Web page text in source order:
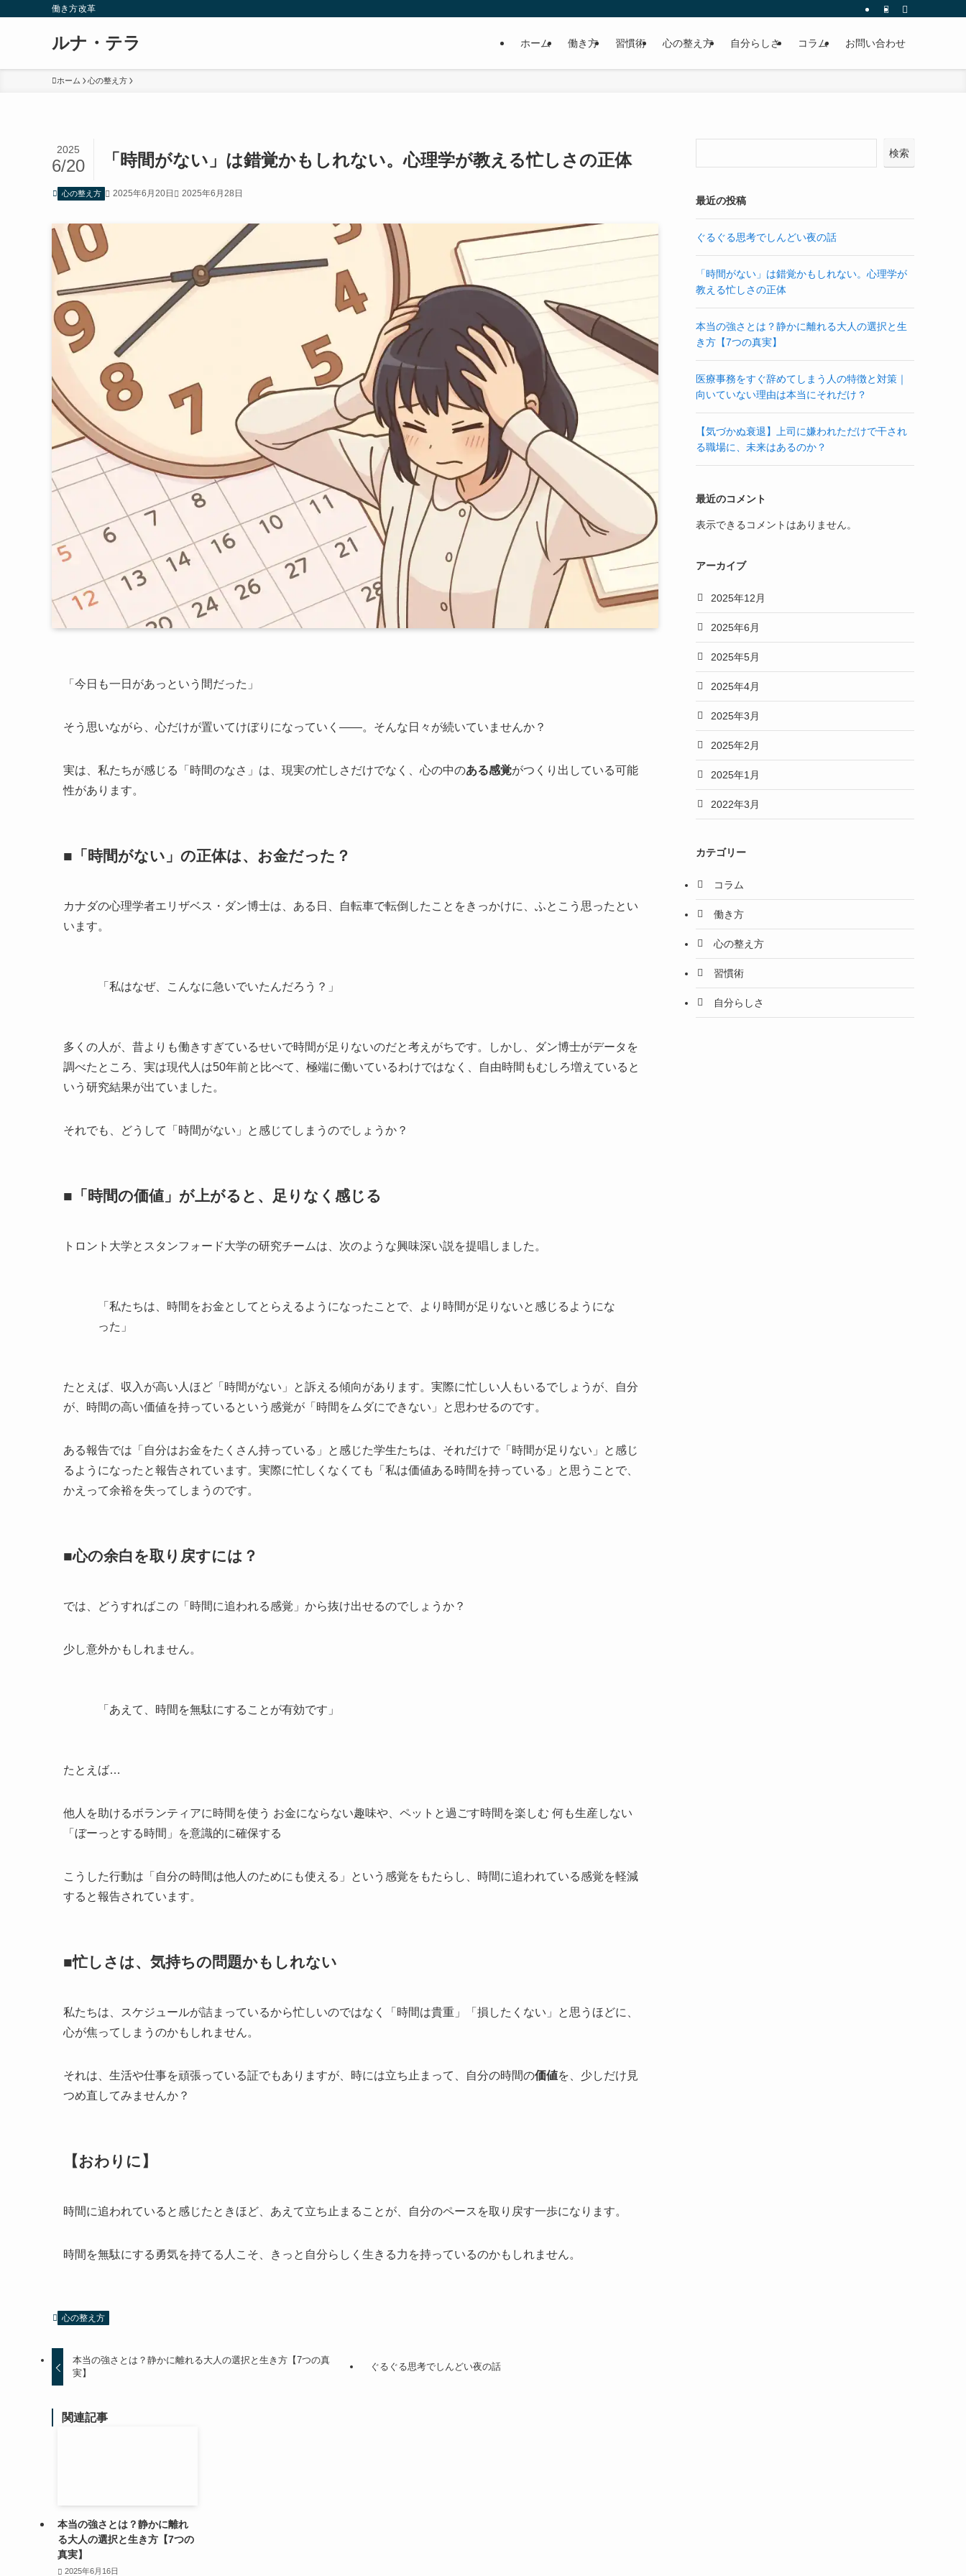
働き方改革
ルナ・テラ ホーム 働き方 習慣術 心の整え方 自分らしさ コラム お問い合わせ
ホーム 心の整え方
「時間がない」は錯覚かもしれない。心理学が教える忙しさの正体
2025
6/20
心の整え方 2025年6月20日 2025年6月28日
「今日も一日があっという間だった」
そう思いながら、心だけが置いてけぼりになっていく——。そんな日々が続いていませんか？
実は、私たちが感じる「時間のなさ」は、現実の忙しさだけでなく、心の中のある感覚がつくり出している可能
性があります。
■「時間がない」の正体は、お金だった？
カナダの心理学者エリザベス・ダン博士は、ある日、自転車で転倒したことをきっかけに、ふとこう思ったとい
います。
「私はなぜ、こんなに急いでいたんだろう？」
多くの人が、昔よりも働きすぎているせいで時間が足りないのだと考えがちです。しかし、ダン博士がデータを
調べたところ、実は現代人は50年前と比べて、極端に働いているわけではなく、自由時間もむしろ増えていると
いう研究結果が出ていました。
それでも、どうして「時間がない」と感じてしまうのでしょうか？
■「時間の価値」が上がると、足りなく感じる
トロント大学とスタンフォード大学の研究チームは、次のような興味深い説を提唱しました。
「私たちは、時間をお金としてとらえるようになったことで、より時間が足りないと感じるようにな
った」
たとえば、収入が高い人ほど「時間がない」と訴える傾向があります。実際に忙しい人もいるでしょうが、自分
が、時間の高い価値を持っているという感覚が「時間をムダにできない」と思わせるのです。
ある報告では「自分はお金をたくさん持っている」と感じた学生たちは、それだけで「時間が足りない」と感じ
るようになったと報告されています。実際に忙しくなくても「私は価値ある時間を持っている」と思うことで、
かえって余裕を失ってしまうのです。
■心の余白を取り戻すには？
では、どうすればこの「時間に追われる感覚」から抜け出せるのでしょうか？
少し意外かもしれません。
「あえて、時間を無駄にすることが有効です」
たとえば…
他人を助けるボランティアに時間を使う お金にならない趣味や、ペットと過ごす時間を楽しむ 何も生産しない
「ぼーっとする時間」を意識的に確保する
こうした行動は「自分の時間は他人のためにも使える」という感覚をもたらし、時間に追われている感覚を軽減
すると報告されています。
■忙しさは、気持ちの問題かもしれない
私たちは、スケジュールが詰まっているから忙しいのではなく「時間は貴重」「損したくない」と思うほどに、
心が焦ってしまうのかもしれません。
それは、生活や仕事を頑張っている証でもありますが、時には立ち止まって、自分の時間の価値を、少しだけ見
つめ直してみませんか？
【おわりに】
時間に追われていると感じたときほど、あえて立ち止まることが、自分のペースを取り戻す一歩になります。
時間を無駄にする勇気を持てる人こそ、きっと自分らしく生きる力を持っているのかもしれません。
心の整え方
本当の強さとは？静かに離れる大人の選択と生き方【7つの真
実】
ぐるぐる思考でしんどい夜の話
関連記事
本当の強さとは？静かに離れ
る大人の選択と生き方【7つの
真実】
2025年6月16日
検索
最近の投稿
ぐるぐる思考でしんどい夜の話
「時間がない」は錯覚かもしれない。心理学が
教える忙しさの正体
本当の強さとは？静かに離れる大人の選択と生
き方【7つの真実】
医療事務をすぐ辞めてしまう人の特徴と対策｜
向いていない理由は本当にそれだけ？
【気づかぬ衰退】上司に嫌われただけで干され
る職場に、未来はあるのか？
最近のコメント
表示できるコメントはありません。
アーカイブ
2025年12月
2025年6月
2025年5月
2025年4月
2025年3月
2025年2月
2025年1月
2022年3月
カテゴリー
コラム
働き方
心の整え方
習慣術
自分らしさ